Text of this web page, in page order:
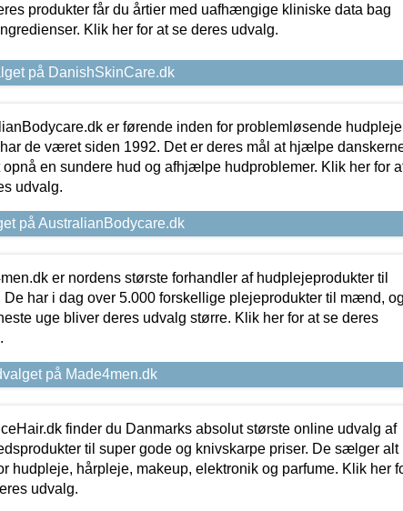
produkter får du årtier med uafhængige kliniske data bag
Klik her for at se deres udvalg.
på DanishSkinCare.dk
er førende inden for problemløsende hudpleje
de været siden 1992. Det er deres mål at hjælpe
opnå en sundere hud og afhjælpe hudproblemer. Klik her for
udvalg.
på AustralianBodycare.dk
er nordens største forhandler af hudplejeprodukter til
har i dag over 5.000 forskellige plejeprodukter til mænd, og
uge bliver deres udvalg større. Klik her for at se deres
på Made4men.dk
finder du Danmarks absolut største online udvalg af
til super gode og knivskarpe priser. De sælger alt
hudpleje, hårpleje, makeup, elektronik og parfume. Klik her
udvalg.